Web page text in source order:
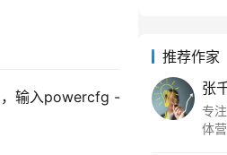
，输入powercfg -
推荐作家
张
专
体